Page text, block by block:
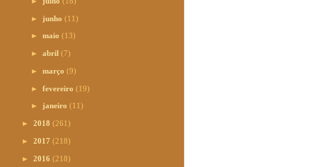
► junho(11)
►maio(13)
►abril(7)
►março(9)
►fevereiro(19)
► janeiro(11)
► 2018 (261)
► 2017 (218)
► 2016 (218)